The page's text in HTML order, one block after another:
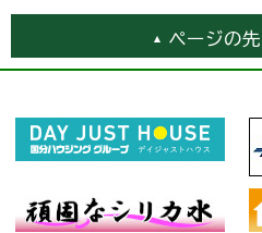
ページの